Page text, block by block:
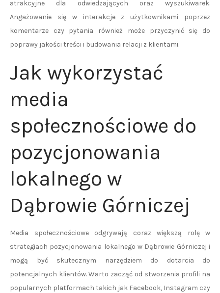
atrakcyjne dla odwiedzających oraz wyszukiwarek.
Angażowanie się w interakcje z użytkownikami poprzez
komentarze czy pytania również może przyczynić się do
poprawy jakości treści i budowania relacji z klientami.
Jak wykorzystać
media
społecznościowe do
pozycjonowania
lokalnego w
Dąbrowie Górniczej
Media społecznościowe odgrywają coraz większą rolę w
strategiach pozycjonowania lokalnego w Dąbrowie Górniczej i
mogą być skutecznym narzędziem do dotarcia do
potencjalnych klientów. Warto zacząć od stworzenia profili na
popularnych platformach takich jak Facebook, Instagram czy